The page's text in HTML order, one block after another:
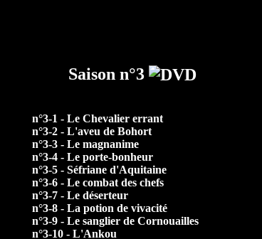
Saison n°3
n°3-1 - Le Chevalier errant
n°3-2 - L'aveu de Bohort
n°3-3 - Le magnanime
n°3-4 - Le porte-bonheur
n°3-5 - Séfriane d'Aquitaine
n°3-6 - Le combat des chefs
n°3-7 - Le déserteur
n°3-8 - La potion de vivacité
n°3-9 - Le sanglier de Cornouailles
n°3-10 - L'Ankou